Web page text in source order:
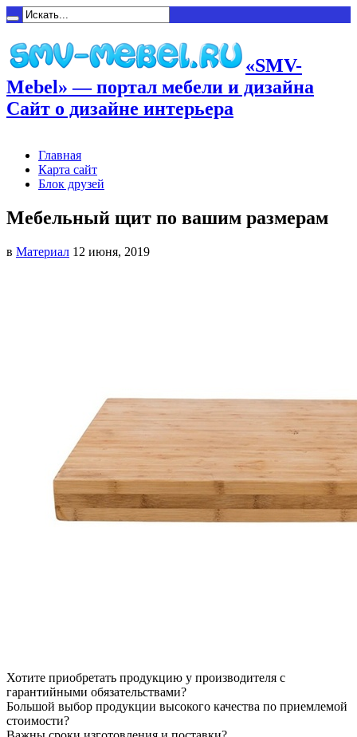
«SMV-
Mebel» — портал мебели и дизайна
Сайт о дизайне интерьера
Главная
Карта сайт
Блок друзей
Мебельный щит по вашим размерам
в Материал 12 июня, 2019
Хотите приобретать продукцию у производителя с
гарантийными обязательствами?
Большой выбор продукции высокого качества по приемлемой
стоимости?